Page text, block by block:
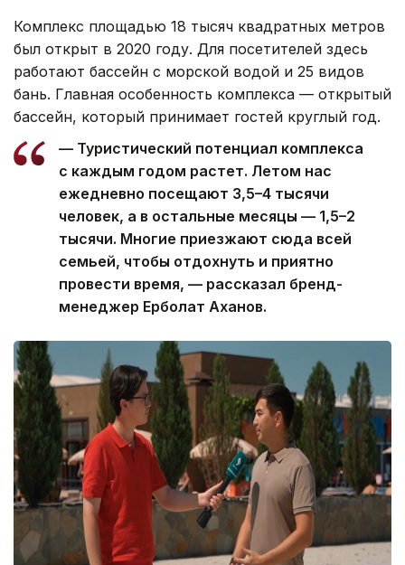
Комплекс площадью 18 тысяч квадратных метров
был открыт в 2020 году. Для посетителей здесь
работают бассейн с морской водой и 25 видов
бань. Главная особенность комплекса — открытый
бассейн, который принимает гостей круглый год.
— Туристический потенциал комплекса
с каждым годом растет. Летом нас
ежедневно посещают 3,5–4 тысячи
человек, а в остальные месяцы — 1,5–2
тысячи. Многие приезжают сюда всей
семьей, чтобы отдохнуть и приятно
провести время, — рассказал бренд-
менеджер Ерболат Аханов.